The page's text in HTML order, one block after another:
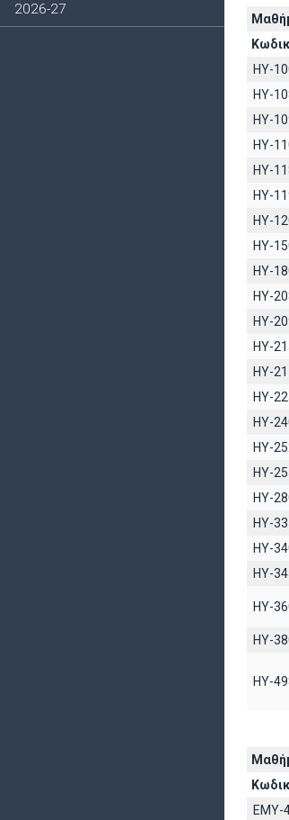
2026-27
HY-
HY-
HY-
HY-
HY-
HY-
HY-
HY-
HY-
HY-
HY-
HY-
HY-
HY-
HY-
HY-
HY-
HY-
HY-
HY-
HY-
HY-
HY-
HY-
EΜY-